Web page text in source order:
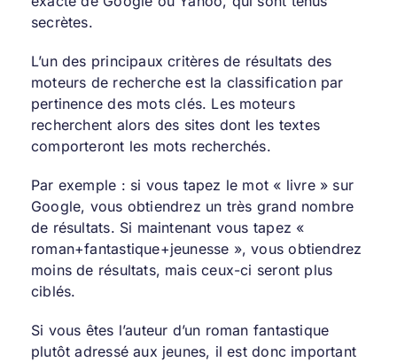
secrètes.
L’un des principaux critères de résultats des
moteurs de recherche est la classification par
pertinence des mots clés. Les moteurs
recherchent alors des sites dont les textes
comporteront les mots recherchés.
Par exemple : si vous tapez le mot « livre » sur
Google, vous obtiendrez un très grand nombre
de résultats. Si maintenant vous tapez «
roman+fantastique+jeunesse », vous obtiendrez
moins de résultats, mais ceux-ci seront plus
ciblés.
Si vous êtes l’auteur d’un roman fantastique
plutôt adressé aux jeunes, il est donc important